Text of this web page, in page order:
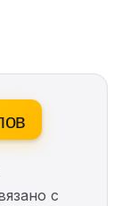
с